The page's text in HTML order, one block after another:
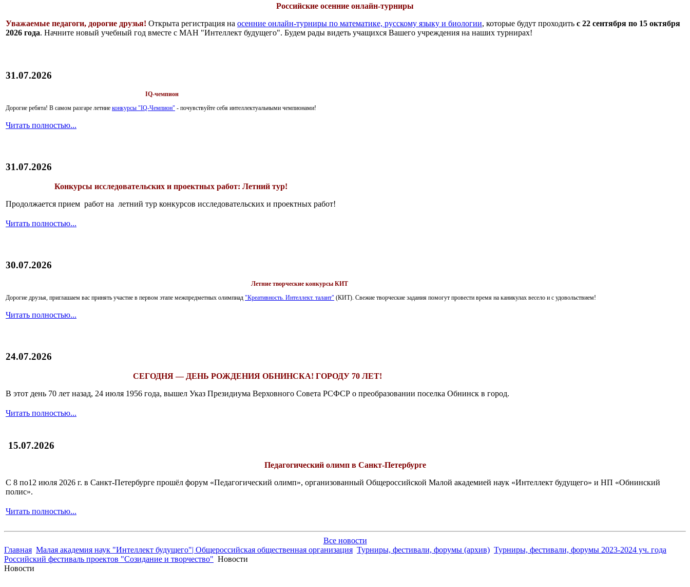
Российские осенние онлайн-турниры
Уважаемые педагоги, дорогие друзья! Открыта регистрация на осенние онлайн-турниры по математике, русскому языку и биологии, которые будут проходить с 22 сентября по 15 октября
2026 года. Начните новый учебный год вместе с МАН "Интеллект будущего". Будем рады видеть учащихся Вашего учреждения на наших турнирах!
31.07.2026
IQ-чемпион
Дорогие ребята! В самом разгаре летние конкурсы "IQ-Чемпион" - почувствуйте себя интеллектуальными чемпионами!
Читать полностью...
31.07.2026
Конкурсы исследовательских и проектных работ: Летний тур!
Продолжается прием работ на летний тур конкурсов исследовательских и проектных работ!
Читать полностью...
30.07.2026
Летние творческие конкурсы КИТ
Дорогие друзья, приглашаем вас принять участие в первом этапе межпредметных олимпиад "Креативность. Интеллект. талант" (КИТ). Свежие творческие задания помогут провести время на каникулах весело и с удовольствием!
Читать полностью...
24.07.2026
СЕГОДНЯ — ДЕНЬ РОЖДЕНИЯ ОБНИНСКА! ГОРОДУ 70 ЛЕТ!
В этот день 70 лет назад, 24 июля 1956 года, вышел Указ Президиума Верховного Совета РСФСР о преобразовании поселка Обнинск в город.
Читать полностью...
15.07.2026
Педагогический олимп в Санкт-Петербурге
С 8 по12 июля 2026 г. в Санкт-Петербурге прошёл форум «Педагогический олимп», организованный Общероссийской Малой академией наук «Интеллект будущего» и НП «Обнинский
полис».
Читать полностью...
Все новости
Главная Малая академия наук "Интеллект будущего"| Общероссийская общественная организация Турниры, фестивали, форумы (архив) Турниры, фестивали, форумы 2023-2024 уч. года
Российский фестиваль проектов "Созидание и творчество" Новости
Новости